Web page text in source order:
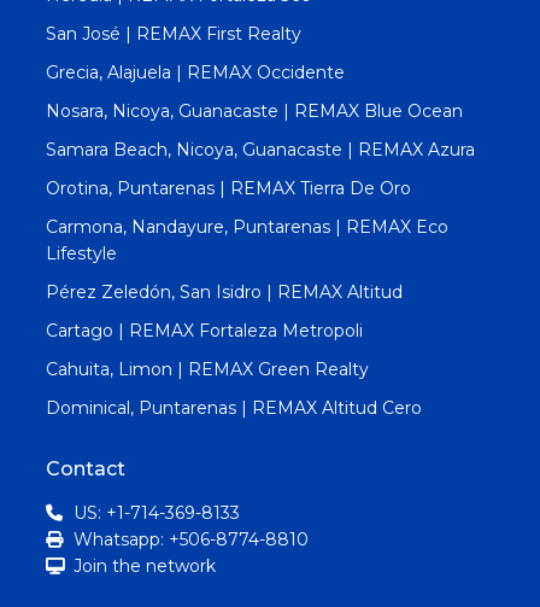
San José | REMAX First Realty
Grecia, Alajuela | REMAX Occidente
Nosara, Nicoya, Guanacaste | REMAX Blue Ocean
Samara Beach, Nicoya, Guanacaste | REMAX Azura
Orotina, Puntarenas | REMAX Tierra De Oro
Carmona, Nandayure, Puntarenas | REMAX Eco
Lifestyle
Pérez Zeledón, San Isidro | REMAX Altitud
Cartago | REMAX Fortaleza Metropoli
Cahuita, Limon | REMAX Green Realty
Dominical, Puntarenas | REMAX Altitud Cero
Contact
US: +1-714-369-8133
Whatsapp: +506-8774-8810
Join the network